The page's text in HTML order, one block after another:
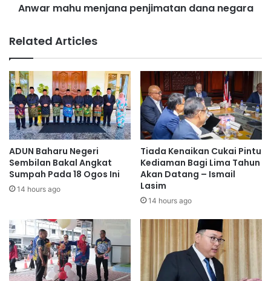
a
t
r
i
b
u
t
d
a
n
h
u
n
l
e
b
a
j
a
n
a
p
e
n
j
m
a
t
d
a
n
a
n
Anwar mahu menjana penjimatan dana negara
Related Articles
ADUN Baharu Negeri
Sembilan Bakal Angkat
Sumpah Pada 18 Ogos Ini
14 hours ago
Tiada Kenaikan Cukai Pintu
Kediaman Bagi Lima Tahun
Akan Datang – Ismail
Lasim
14 hours ago